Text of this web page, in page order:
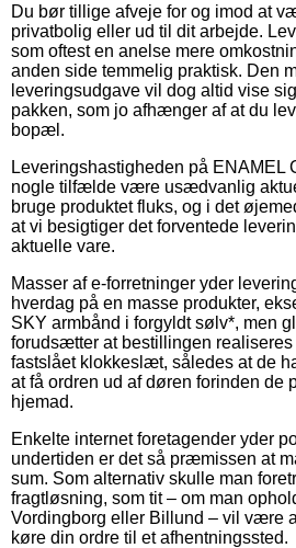
Du bør tillige afveje for og imod at
privatbolig eller ud til dit arbejde.
som oftest en anelse mere
anden side temmelig praktisk. Den
leveringsudgave vil dog altid vise
pakken, som jo afhænger af at du
bopæl.
Leveringshastigheden på ENAMEL
nogle tilfælde være usædvanlig
bruge produktet fluks, og i det
at vi besigtiger det forventede
aktuelle vare.
Masser af e-forretninger yder
hverdag på en masse produkter,
SKY armbånd i forgyldt sølv*, men
forudsætter at bestillingen
fastslået klokkeslæt, således at de
at få ordren ud af døren forinden de
hjemad.
Enkelte internet foretagender yder
undertiden er det så præmissen at
sum. Som alternativ skulle man
fragtløsning, som tit – om man
Vordingborg eller Billund – vil være
køre din ordre til et afhentningssted.